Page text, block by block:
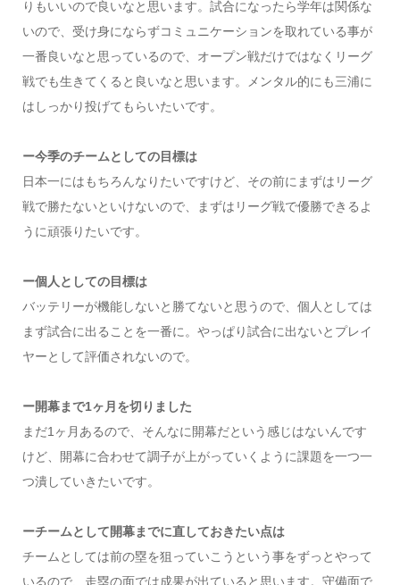
りもいいので良いなと思います。試合になったら学年は関係な
いので、受け身にならずコミュニケーションを取れている事が
一番良いなと思っているので、オープン戦だけではなくリーグ
戦でも生きてくると良いなと思います。メンタル的にも三浦に
はしっかり投げてもらいたいです。
ー今季のチームとしての目標は
日本一にはもちろんなりたいですけど、その前にまずはリーグ
戦で勝たないといけないので、まずはリーグ戦で優勝できるよ
うに頑張りたいです。
ー個人としての目標は
バッテリーが機能しないと勝てないと思うので、個人としては
まず試合に出ることを一番に。やっぱり試合に出ないとプレイ
ヤーとして評価されないので。
ー開幕まで1ヶ月を切りました
まだ1ヶ月あるので、そんなに開幕だという感じはないんです
けど、開幕に合わせて調子が上がっていくように課題を一つ一
つ潰していきたいです。
ーチームとして開幕までに直しておきたい点は
チームとしては前の塁を狙っていこうという事をずっとやって
いるので、走塁の面では成果が出ていると思います。守備面で